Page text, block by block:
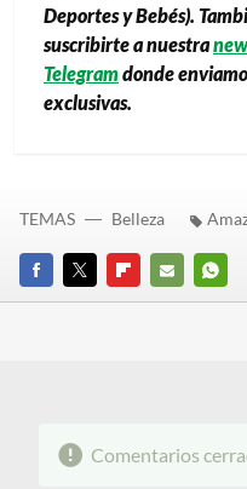
Deportes y Bebés).
suscribirte a nuestra
Telegramdonde
exclusivas.
FACEBOOK
TWITTERFLIPBOARD
E-
TEMAS Belleza
Comentarios